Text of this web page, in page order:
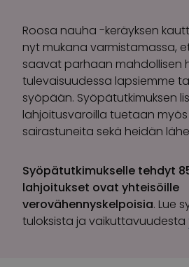
Roosa nauha -keräyksen
nyt mukana varmistamassa,
saavat parhaan mahdollisen
tulevaisuudessa lapsiemme
syöpään. Syöpätutkimuksen
lahjoitusvaroilla tuetaan
sairastuneita sekä heidän
Syöpätutkimukselle tehdyt
lahjoitukset ovat yhteisöille
verovähennyskelpoisia. Lue
tuloksista ja vaikuttavuudesta